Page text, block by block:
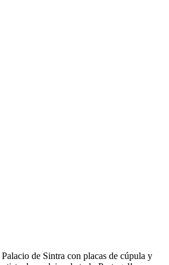
de Sintra con placas de cúpula y